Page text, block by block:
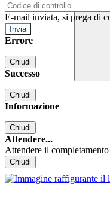
E-mail inviata, si prega di
Errore
Chiudi
Successo
Chiudi
Informazione
Chiudi
Attendere...
Attendere il
Chiudi